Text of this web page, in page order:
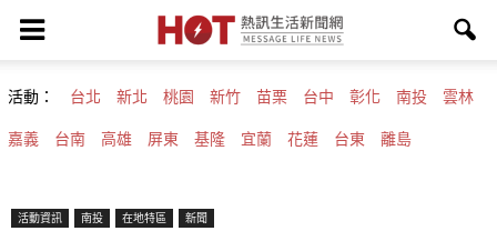
活動： 台北 新北 桃園 新竹 苗栗 台中 彰化 南投 雲林
嘉義 台南 高雄 屏東 基隆 宜蘭 花蓮 台東 離島
活動資訊 南投 在地特區 新聞